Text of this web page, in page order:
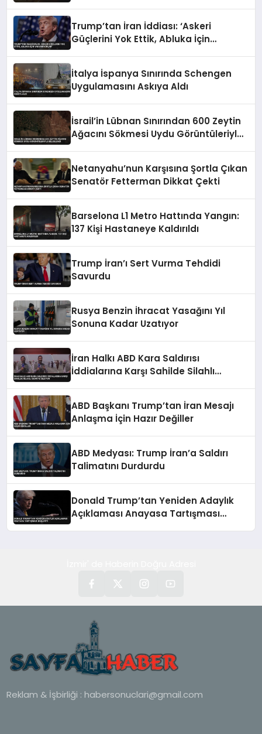
Trump’tan İran İddiası: ‘Askeri
Güçlerini Yok Ettik, Abluka İçin
İtalya İspanya Sınırında Schengen
Uygulamasını Askıya Aldı
İsrail’in Lübnan Sınırından 600 Zeytin
Ağacını Sökmesi Uydu Görüntüleriyle
Netanyahu’nun Karşısına Şortla Çıkan
Senatör Fetterman Dikkat Çekti
Barselona L1 Metro Hattında Yangın:
137 Kişi Hastaneye Kaldırıldı
Trump İran’ı Sert Vurma Tehdidi
Savurdu
Rusya Benzin İhracat Yasağını Yıl
Sonuna Kadar Uzatıyor
İran Halkı ABD Kara Saldırısı
İddialarına Karşı Sahilde Silahlı
ABD Başkanı Trump’tan İran Mesajı
Anlaşma İçin Hazır Değiller
ABD Medyası: Trump İran’a Saldırı
Talimatını Durdurdu
Donald Trump’tan Yeniden Adaylık
Açıklaması Anayasa Tartışması
Reklam & İşbirliği : habersonuclari@gmail.com